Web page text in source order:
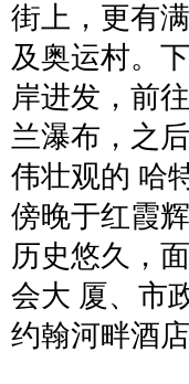
街上，更有
及奥运村。
岸进发，前
兰瀑布，之
伟壮观的 哈
傍晚于红霞
历史悠久，
会大 厦、市
约翰河畔酒